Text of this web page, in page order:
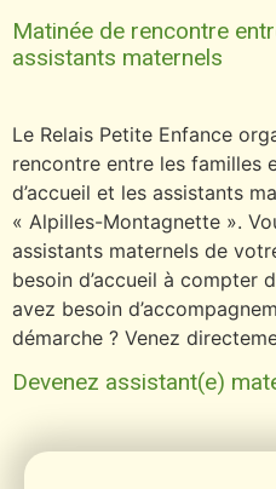
Matinée de rencontre
assistants maternels
Le Relais Petite Enfance
rencontre entre les familles
d’accueil et les assistants
« Alpilles-Montagnette ».
assistants maternels de
besoin d’accueil à compter
avez besoin
démarche ? Venez
Devenez assistant(e)